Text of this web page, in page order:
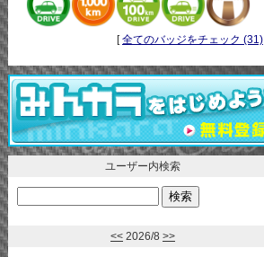
[全てのバッジをチェック (31)
ユーザー内検索
<< 2026/8 >>